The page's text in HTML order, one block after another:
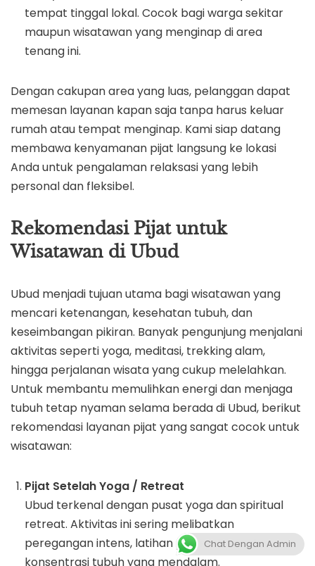
tempat tinggal lokal. Cocok bagi warga sekitar
maupun wisatawan yang menginap di area
tenang ini.
Dengan cakupan area yang luas, pelanggan dapat
memesan layanan kapan saja tanpa harus keluar
rumah atau tempat menginap. Kami siap datang
membawa kenyamanan pijat langsung ke lokasi
Anda untuk pengalaman relaksasi yang lebih
personal dan fleksibel.
Rekomendasi Pijat untuk
Wisatawan di Ubud
Ubud menjadi tujuan utama bagi wisatawan yang
mencari ketenangan, kesehatan tubuh, dan
keseimbangan pikiran. Banyak pengunjung menjalani
aktivitas seperti yoga, meditasi, trekking alam,
hingga perjalanan wisata yang cukup melelahkan.
Untuk membantu memulihkan energi dan menjaga
tubuh tetap nyaman selama berada di Ubud, berikut
rekomendasi layanan pijat yang sangat cocok untuk
wisatawan:
Pijat Setelah Yoga / Retreat
Ubud terkenal dengan pusat yoga dan spiritual
retreat. Aktivitas ini sering melibatkan
peregangan intens, latihan pernapasan, dan
konsentrasi tubuh yang mendalam.
Chat Dengan Admin